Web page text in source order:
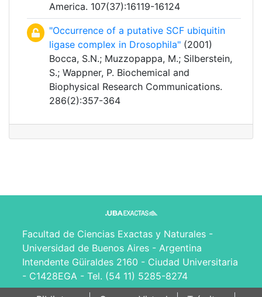
America. 107(37):16119-16124
"Occurrence of a putative SCF ubiquitin
ligase complex in Drosophila" (2001)
Bocca, S.N.; Muzzopappa, M.; Silberstein,
S.; Wappner, P. Biochemical and
Biophysical Research Communications.
286(2):357-364
Facultad de Ciencias Exactas y Naturales -
Universidad de Buenos Aires - Argentina
Intendente Güiraldes 2160 - Ciudad Universitaria
- C1428EGA - Tel. (54 11) 5285-8274